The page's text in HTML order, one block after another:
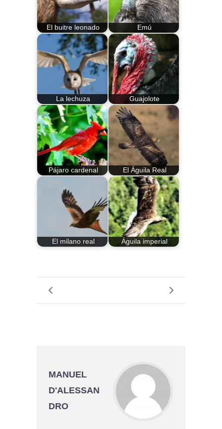
El buitre leonado Emú
La lechuza Guajolote
Pájaro cardenal El Águila Real
El milano real Águila imperial
MANUEL
D'ALESSAN
DRO